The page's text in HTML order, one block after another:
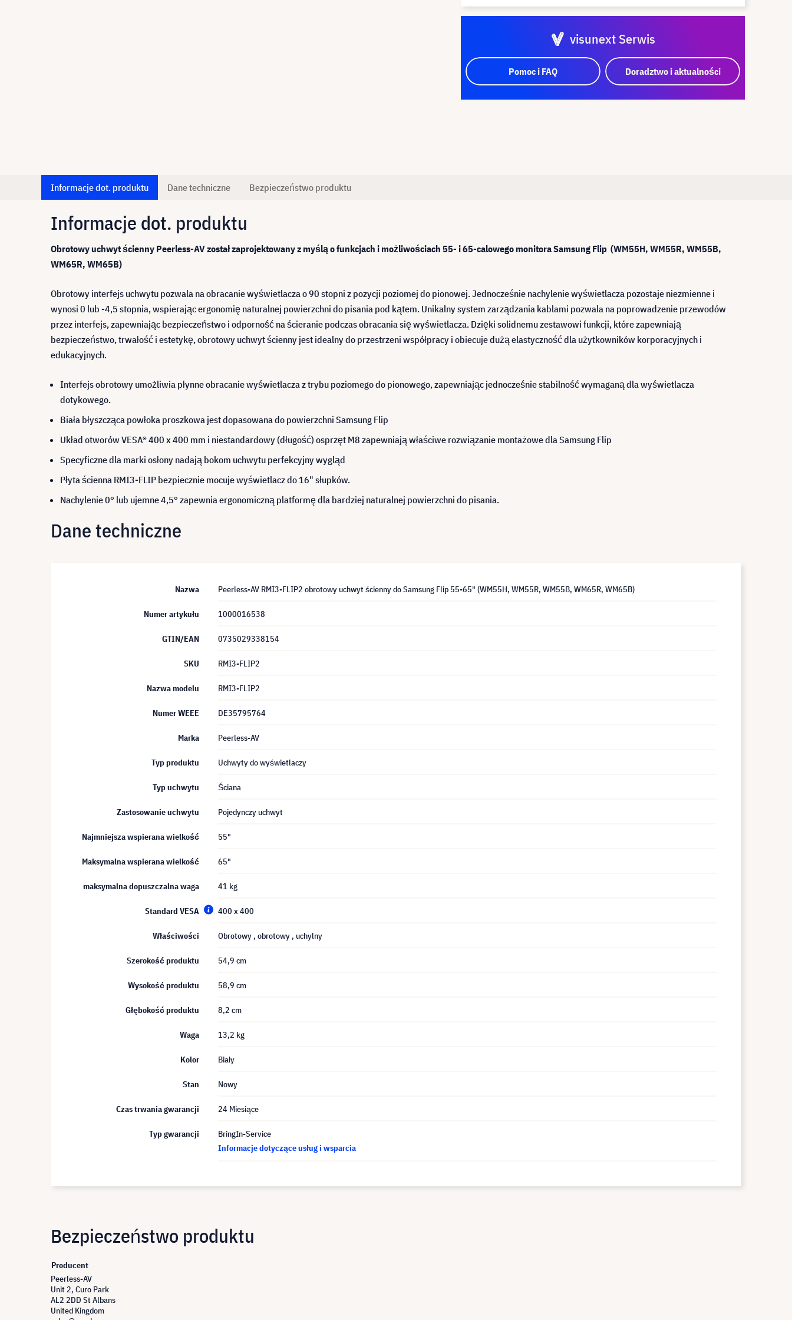
visunext Serwis
Pomoc i FAQ Doradztwo i aktualności
Informacje dot. produktu Dane techniczne Bezpieczeństwo produktu
Informacje dot. produktu
Obrotowy uchwyt ścienny Peerless-AV został zaprojektowany z myślą o funkcjach i możliwościach 55- i 65-calowego monitora Samsung Flip (WM55H, WM55R, WM55B,
WM65R, WM65B)
Obrotowy interfejs uchwytu pozwala na obracanie wyświetlacza o 90 stopni z pozycji poziomej do pionowej. Jednocześnie nachylenie wyświetlacza pozostaje niezmienne i
wynosi 0 lub -4,5 stopnia, wspierając ergonomię naturalnej powierzchni do pisania pod kątem. Unikalny system zarządzania kablami pozwala na poprowadzenie przewodów
przez interfejs, zapewniając bezpieczeństwo i odporność na ścieranie podczas obracania się wyświetlacza. Dzięki solidnemu zestawowi funkcji, które zapewniają
bezpieczeństwo, trwałość i estetykę, obrotowy uchwyt ścienny jest idealny do przestrzeni współpracy i obiecuje dużą elastyczność dla użytkowników korporacyjnych i
edukacyjnych.
Interfejs obrotowy umożliwia płynne obracanie wyświetlacza z trybu poziomego do pionowego, zapewniając jednocześnie stabilność wymaganą dla wyświetlacza
dotykowego.
Biała błyszcząca powłoka proszkowa jest dopasowana do powierzchni Samsung Flip
Układ otworów VESA® 400 x 400 mm i niestandardowy (długość) osprzęt M8 zapewniają właściwe rozwiązanie montażowe dla Samsung Flip
Specyficzne dla marki osłony nadają bokom uchwytu perfekcyjny wygląd
Płyta ścienna RMI3-FLIP bezpiecznie mocuje wyświetlacz do 16" słupków.
Nachylenie 0° lub ujemne 4,5° zapewnia ergonomiczną platformę dla bardziej naturalnej powierzchni do pisania.
Dane techniczne
Nazwa Peerless-AV RMI3-FLIP2 obrotowy uchwyt ścienny do Samsung Flip 55-65" (WM55H, WM55R, WM55B, WM65R, WM65B)
Numer artykułu 1000016538
GTIN/EAN 0735029338154
SKU RMI3-FLIP2
Nazwa modelu RMI3-FLIP2
Numer WEEE DE35795764
Marka Peerless-AV
Typ produktu Uchwyty do wyświetlaczy
Typ uchwytu Ściana
Zastosowanie uchwytu Pojedynczy uchwyt
Najmniejsza wspierana wielkość 55"
Maksymalna wspierana wielkość 65"
maksymalna dopuszczalna waga 41 kg
Standard VESA 400 x 400
Właściwości Obrotowy , obrotowy , uchylny
Szerokość produktu 54,9 cm
Wysokość produktu 58,9 cm
Głębokość produktu 8,2 cm
Waga 13,2 kg
Kolor Biały
Stan Nowy
Czas trwania gwarancji 24 Miesiące
Typ gwarancji
BringIn-Service
Informacje dotyczące usług i wsparcia
Bezpieczeństwo produktu
Producent
Peerless-AV
Unit 2, Curo Park
AL2 2DD St Albans
United Kingdom